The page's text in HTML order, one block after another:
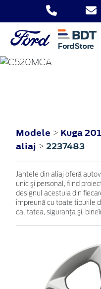
KUGA
Modele > Kuga
aliaj > 2237483
Jantele din aliaj oferă
unic şi personal, fiind
designul acestuia din
împreună cu toate tipurile
calitatea, siguranţa şi,